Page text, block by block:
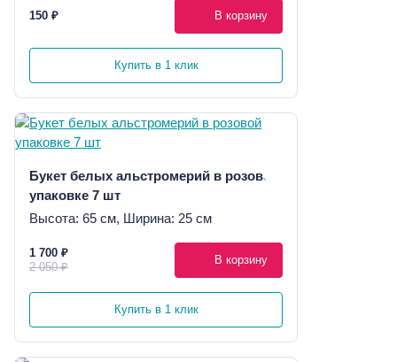
150 ₽ В корзину
Купить в 1 клик
Букет белых альстромерий в розовой
упаковке 7 шт
Высота: 65 см, Ширина: 25 см
1 700 ₽
2 050 ₽
В корзину
Купить в 1 клик